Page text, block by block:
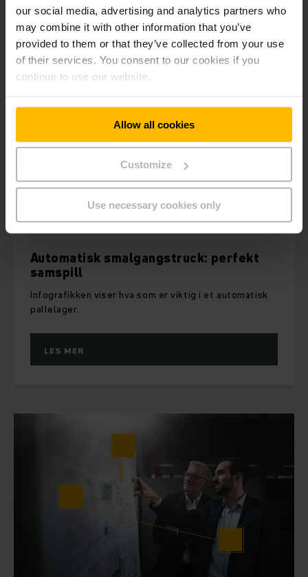
our social media, advertising and analytics partners who
may combine it with other information that you’ve
provided to them or that they’ve collected from your use
of their services. You consent to our cookies if you
continue to use our website.
Allow all cookies
Customize
Use necessary cookies only
Automatisk smalgangstruck: perfekt
samspill
Infografikken viser hva som er viktig i et automatisk
pallelager.
LES MER